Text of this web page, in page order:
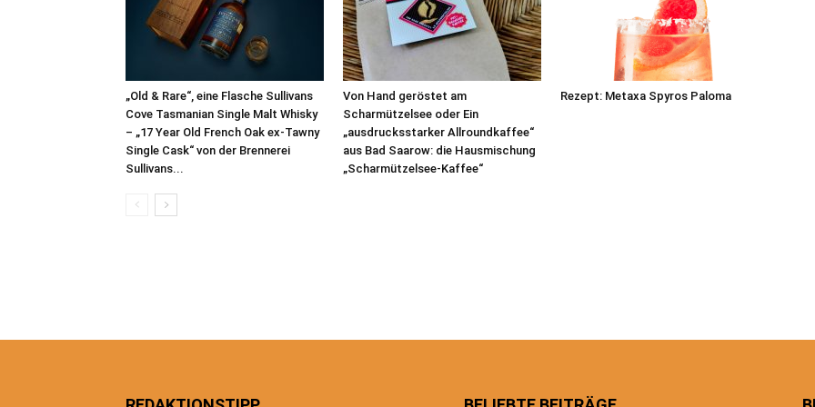
„Old & Rare“, eine Flasche Sullivans
Cove Tasmanian Single Malt Whisky
– „17 Year Old French Oak ex-Tawny
Single Cask“ von der Brennerei
Sullivans...
Von Hand geröstet am
Scharmützelsee oder Ein
„ausdrucksstarker Allroundkaffee“
aus Bad Saarow: die Hausmischung
„Scharmützelsee-Kaffee“
Rezept: Metaxa Spyros Paloma